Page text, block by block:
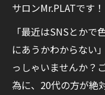
サロンMr.PLATです！
「最近はSNSとか
にあうかわからない
っしゃいませんか？
為に、20代の方が絶